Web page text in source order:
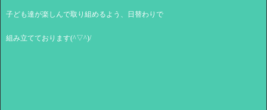
子ども達が楽しんで取り組めるよう、日替わりで
組み立てております(^▽^)/